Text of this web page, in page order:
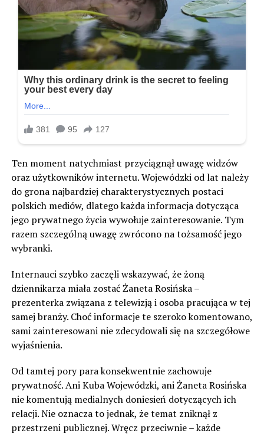
Ten moment natychmiast przyciągnął uwagę widzów
oraz użytkowników internetu. Wojewódzki od lat należy
do grona najbardziej charakterystycznych postaci
polskich mediów, dlatego każda informacja dotycząca
jego prywatnego życia wywołuje zainteresowanie. Tym
razem szczególną uwagę zwrócono na tożsamość jego
wybranki.
Internauci szybko zaczęli wskazywać, że żoną
dziennikarza miała zostać Żaneta Rosińska –
prezenterka związana z telewizją i osoba pracująca w tej
samej branży. Choć informacje te szeroko komentowano,
sami zainteresowani nie zdecydowali się na szczegółowe
wyjaśnienia.
Od tamtej pory para konsekwentnie zachowuje
prywatność. Ani Kuba Wojewódzki, ani Żaneta Rosińska
nie komentują medialnych doniesień dotyczących ich
relacji. Nie oznacza to jednak, że temat zniknął z
przestrzeni publicznej. Wręcz przeciwnie – każde